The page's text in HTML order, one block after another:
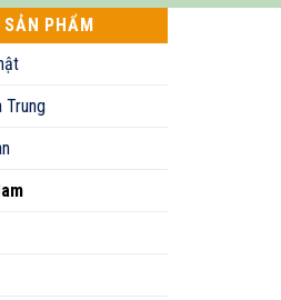
SẢN PHẨM
Trung